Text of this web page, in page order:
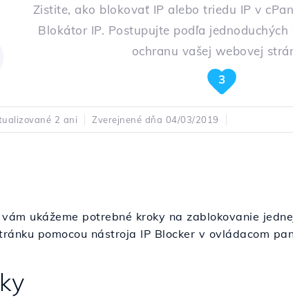
Zistite, ako blokovať IP alebo triedu IP v
Blokátor IP. Postupujte podľa
ochranu vašej webovej
3
2 ani Zverejnené dňa 04/03/2019
ukážeme potrebné kroky na zablokovanie
pomocou nástroja IP Blocker v ovládacom